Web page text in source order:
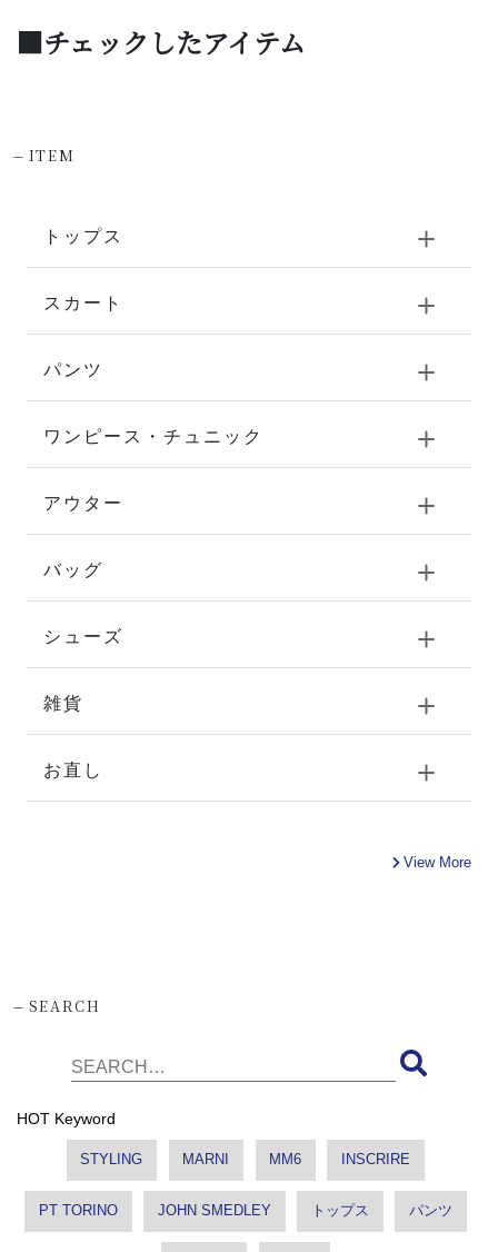
■チェックしたアイテム
-ITEM
トップス
スカート
パンツ
ワンピース・チュニック
アウター
バッグ
シューズ
雑貨
お直し
View More
-SEARCH
HOT Keyword
STYLING MARNI MM6 INSCRIRE
PT TORINO JOHN SMEDLEY トップス パンツ